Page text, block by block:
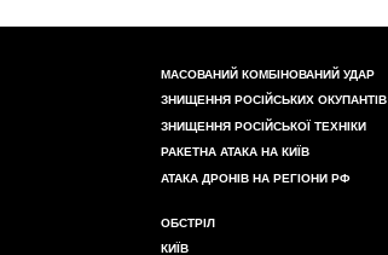
МАСОВАНИЙ КОМБІНОВАНИЙ УДАР
ЗНИЩЕННЯ РОСІЙСЬКИХ ОКУПАНТІВ
ЗНИЩЕННЯ РОСІЙСЬКОЇ ТЕХНІКИ
РАКЕТНА АТАКА НА КИЇВ
АТАКА ДРОНІВ НА РЕГІОНИ РФ
ОБСТРІЛ
КИЇВ